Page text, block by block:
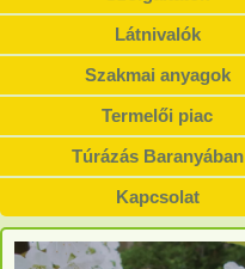
Látnivalók
Szakmai anyagok
Termelői piac
Túrázás Baranyában
Kapcsolat